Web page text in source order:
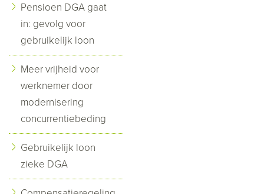
Pensioen DGA gaat
in: gevolg voor
gebruikelijk loon
Meer vrijheid voor
werknemer door
modernisering
concurrentiebeding
Gebruikelijk loon
zieke DGA